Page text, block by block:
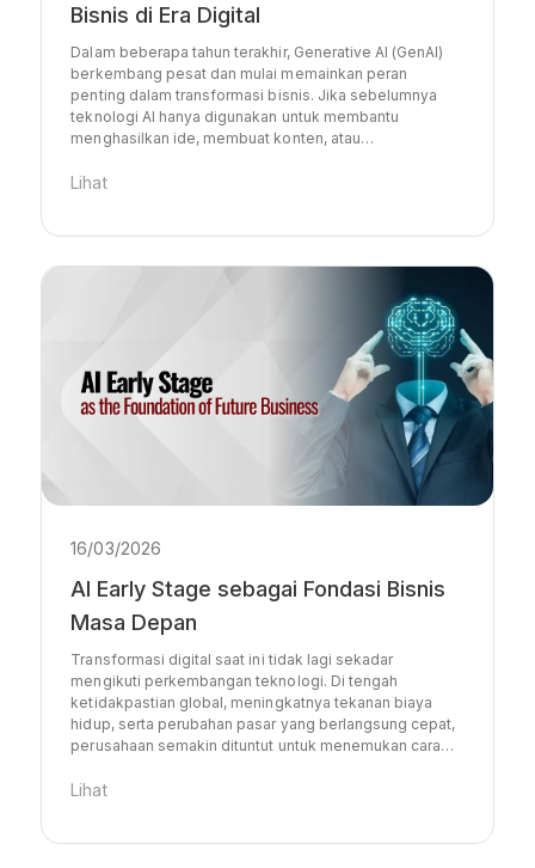
Bisnis di Era Digital
Dalam beberapa tahun terakhir, Generative AI (GenAI)
berkembang pesat dan mulai memainkan peran
penting dalam transformasi bisnis. Jika sebelumnya
teknologi AI hanya digunakan untuk membantu
menghasilkan ide, membuat konten, atau…
Lihat
16/03/2026
AI Early Stage sebagai Fondasi Bisnis
Masa Depan
Transformasi digital saat ini tidak lagi sekadar
mengikuti perkembangan teknologi. Di tengah
ketidakpastian global, meningkatnya tekanan biaya
hidup, serta perubahan pasar yang berlangsung cepat,
perusahaan semakin dituntut untuk menemukan cara…
Lihat